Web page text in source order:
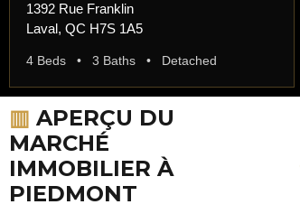
1392 Rue Franklin
Laval, QC H7S 1A5
4 Beds • 3 Baths • Detached
▥ APERÇU DU
MARCHÉ
IMMOBILIER À
PIEDMONT